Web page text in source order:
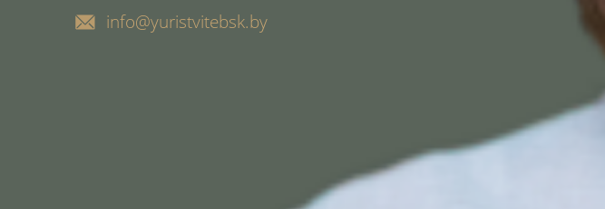
info@yuristvitebsk.by